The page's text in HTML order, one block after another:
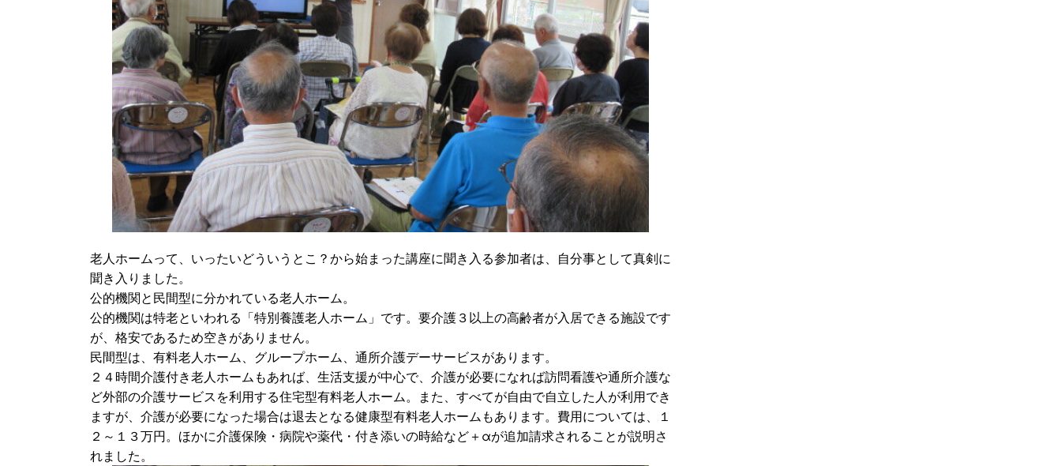
老人ホームって、いったいどういうとこ？から始まった講座に聞き入る参加者は、自分事として真剣に
聞き入りました。
公的機関と民間型に分かれている老人ホーム。
公的機関は特老といわれる「特別養護老人ホーム」です。要介護３以上の高齢者が入居できる施設です
が、格安であるため空きがありません。
民間型は、有料老人ホーム、グループホーム、通所介護デーサービスがあります。
２４時間介護付き老人ホームもあれば、生活支援が中心で、介護が必要になれば訪問看護や通所介護な
ど外部の介護サービスを利用する住宅型有料老人ホーム。また、すべてが自由で自立した人が利用でき
ますが、介護が必要になった場合は退去となる健康型有料老人ホームもあります。費用については、１
２～１３万円。ほかに介護保険・病院や薬代・付き添いの時給など＋αが追加請求されることが説明さ
れました。